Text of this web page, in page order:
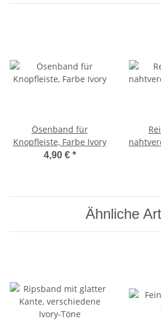
Ösenband für
Knopfleiste, Farbe Ivory
4,90 € *
Ähnliche